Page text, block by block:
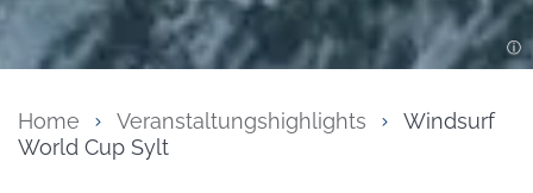
Home Veranstaltungshighlights
Windsurf
World Cup Sylt